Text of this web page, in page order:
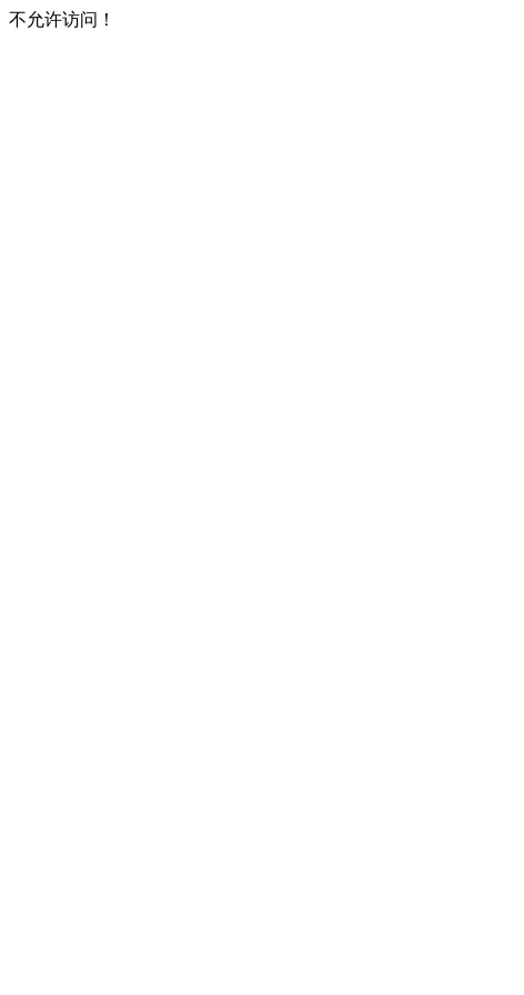
不允许访问！